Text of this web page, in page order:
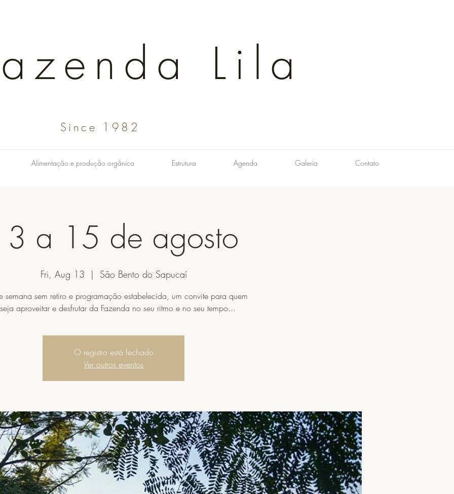
Lila
Since 1982
Alimentação e produção orgânica Estrutura Agenda Galeria Contato
a 15 de agosto
Fri, Aug 13
  |
São Bento do Sapucaí
semana sem retiro e programação estabelecida, um convite para quem
O registro está fechado
Ver outros eventos